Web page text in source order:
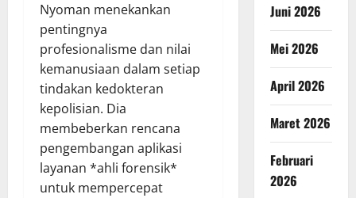
Nyoman menekankan
pentingnya
profesionalisme dan nilai
kemanusiaan dalam setiap
tindakan kedokteran
kepolisian. Dia
membeberkan rencana
pengembangan aplikasi
layanan *ahli forensik*
untuk mempercepat
Juni 2026
Mei 2026
April 2026
Maret 2026
Februari
2026